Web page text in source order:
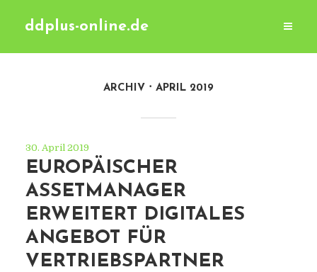
ddplus-online.de
ARCHIV APRIL 2019
30. April 2019
EUROPÄISCHER
ASSETMANAGER
ERWEITERT DIGITALES
ANGEBOT FÜR
VERTRIEBSPARTNER